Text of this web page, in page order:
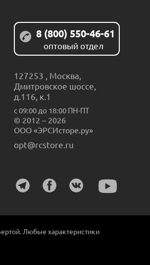
8 (800) 550-46-61
оптовый отдел
127253 Москва
Дмитровское шоссе,
д.116, к.1
с 09:00 до 18:00 ПН-ПТ
© 2012 – 2026
ООО «ЭРСИсторе.ру»
opt@rcstore.ru
Любые характеристики